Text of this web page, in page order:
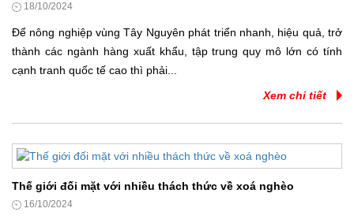
18/10/2024
Để nông nghiệp vùng Tây Nguyên phát triển nhanh, hiệu quả, trở
thành các ngành hàng xuất khẩu, tập trung quy mô lớn có tính
cạnh tranh quốc tế cao thì phải...
Xem chi tiết
Thế giới đối mặt với nhiều thách thức về xoá nghèo
16/10/2024